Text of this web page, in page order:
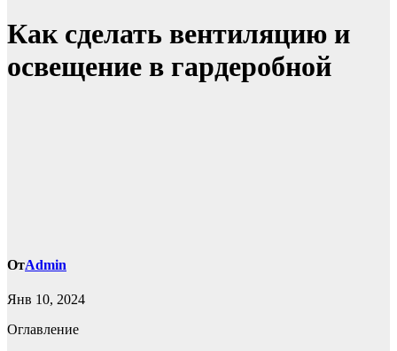
Как сделать вентиляцию и
освещение в гардеробной
ОтAdmin
Янв 10, 2024
Оглавление